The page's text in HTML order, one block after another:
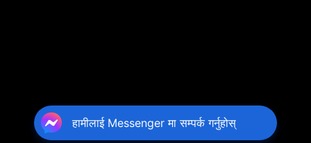
हामीलाई Messenger मा सम्पर्क गर्नुहोस्